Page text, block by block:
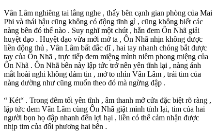
Vân Lâm nghiêng tai lắng nghe , thấy bên cạnh gian phòng của Mai
Phi và thái hậu cũng không có động tĩnh gì , cũng không biết các
nàng bên đó thế nào . Suy nghĩ một chút , hắn đem Ôn Nhã giải
huyệt đạo . Huyệt đạo vừa mới mở ta , Ôn Nhã nhịn không được
liền động thủ , Vân Lâm bất đắc dĩ , hai tay nhanh chóng bắt được
tay của Ôn Nhã , trực tiếp đem miệng mình niêm phong miệng của
Ôn Nhã . Ôn Nhã bên này lập tức trở nên yên tĩnh lại , nàng ánh
mắt hoài nghi không dám tin , mở to nhìn Vân Lâm , trái tim của
nàng dường như cũng muốn theo đó mà ngừng đập .
“ Két“ . Trong đêm tối yên tĩnh , âm thanh mở cửa đặc biệt rõ ràng ,
lập tức đem Vân Lâm cùng Ôn Nhã giật mình tỉnh lại, tim của hai
người bọn họ đập nhanh đến lợi hại , liền có thể cảm nhận được
nhịp tim của đối phương hai bên .